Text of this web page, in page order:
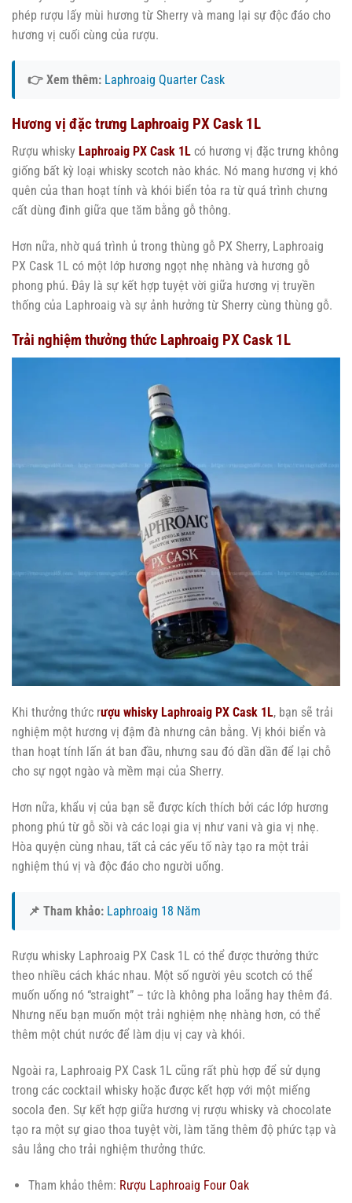
phép rượu lấy mùi hương từ Sherry và mang lại sự độc đáo cho
hương vị cuối cùng của rượu.
👉 Xem thêm: Laphroaig Quarter Cask
Hương vị đặc trưng Laphroaig PX Cask 1L
Rượu whisky Laphroaig PX Cask 1L có hương vị đặc trưng không
giống bất kỳ loại whisky scotch nào khác. Nó mang hương vị khó
quên của than hoạt tính và khói biển tỏa ra từ quá trình chưng
cất dùng đinh giữa que tăm bằng gỗ thông.
Hơn nữa, nhờ quá trình ủ trong thùng gỗ PX Sherry, Laphroaig
PX Cask 1L có một lớp hương ngọt nhẹ nhàng và hương gỗ
phong phú. Đây là sự kết hợp tuyệt vời giữa hương vị truyền
thống của Laphroaig và sự ảnh hưởng từ Sherry cùng thùng gỗ.
Trải nghiệm thưởng thức Laphroaig PX Cask 1L
Khi thưởng thức rượu whisky Laphroaig PX Cask 1L, bạn sẽ trải
nghiệm một hương vị đậm đà nhưng cân bằng. Vị khói biển và
than hoạt tính lấn át ban đầu, nhưng sau đó dần dần để lại chỗ
cho sự ngọt ngào và mềm mại của Sherry.
Hơn nữa, khẩu vị của bạn sẽ được kích thích bởi các lớp hương
phong phú từ gỗ sồi và các loại gia vị như vani và gia vị nhẹ.
Hòa quyện cùng nhau, tất cả các yếu tố này tạo ra một trải
nghiệm thú vị và độc đáo cho người uống.
📌 Tham khảo: Laphroaig 18 Năm
Rượu whisky Laphroaig PX Cask 1L có thể được thưởng thức
theo nhiều cách khác nhau. Một số người yêu scotch có thể
muốn uống nó “straight” – tức là không pha loãng hay thêm đá.
Nhưng nếu bạn muốn một trải nghiệm nhẹ nhàng hơn, có thể
thêm một chút nước để làm dịu vị cay và khói.
Ngoài ra, Laphroaig PX Cask 1L cũng rất phù hợp để sử dụng
trong các cocktail whisky hoặc được kết hợp với một miếng
socola đen. Sự kết hợp giữa hương vị rượu whisky và chocolate
tạo ra một sự giao thoa tuyệt vời, làm tăng thêm độ phức tạp và
sâu lắng cho trải nghiệm thưởng thức.
Tham khảo thêm: Rượu Laphroaig Four Oak